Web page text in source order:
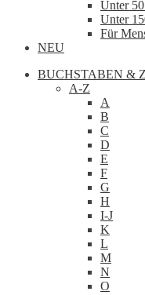
Unter
Unter
Für
NEU
BUCHSTABEN &
A-Z
A
B
C
D
E
F
G
H
I-J
K
L
M
N
O